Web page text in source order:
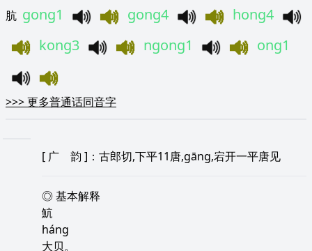
肮 gong1 gong4
hong4
kong3
ngong1 ong1
>>>更多普通话同音字
[ 广 韵 ]：古郎切,下平11唐,gāng,宕开一平唐见
◎ 基本解释
魧
háng
大贝。